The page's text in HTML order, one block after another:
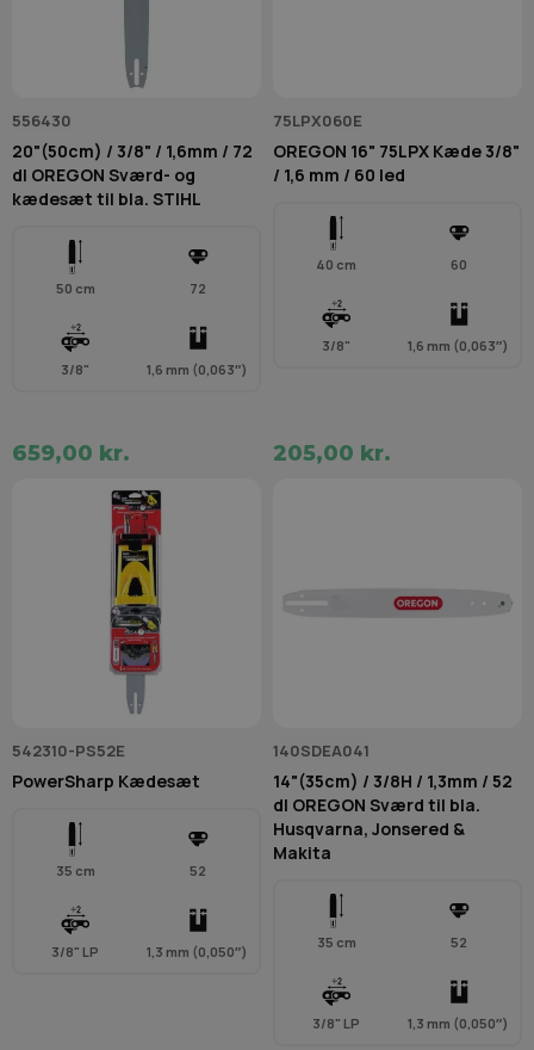
556430
20"(50cm) / 3/8" / 1,6mm / 72
dl OREGON Sværd- og
kædesæt til bla. STIHL
50 cm 72
3/8" 1,6 mm (0,063″)
659,00 kr.
75LPX060E
OREGON 16" 75LPX Kæde 3/8"
/ 1,6 mm / 60 led
40 cm 60
3/8" 1,6 mm (0,063″)
205,00 kr.
542310-PS52E
PowerSharp Kædesæt
35 cm 52
3/8" LP 1,3 mm (0,050″)
140SDEA041
14"(35cm) / 3/8H / 1,3mm / 52
dl OREGON Sværd til bla.
Husqvarna, Jonsered &
Makita
35 cm 52
3/8" LP 1,3 mm (0,050″)